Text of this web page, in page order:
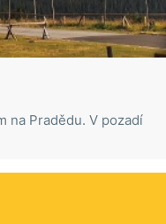
na Pradědu. V pozadí